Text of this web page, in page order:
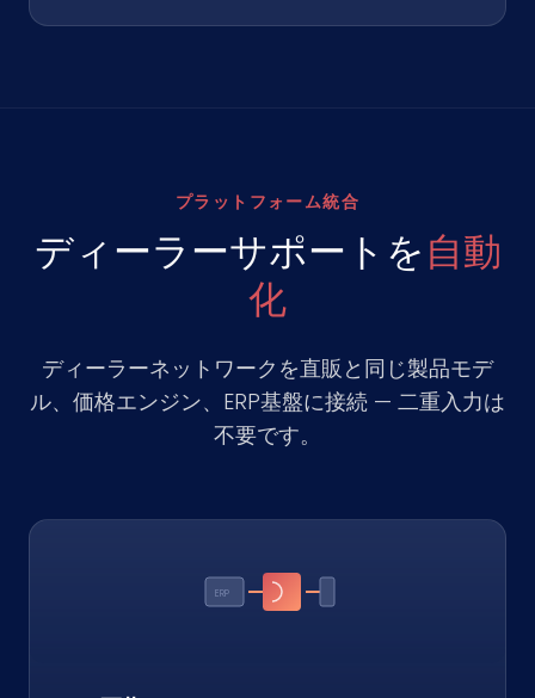
プラットフォーム統合
ディーラーサポートを自動
化
ディーラーネットワークを直販と同じ製品モデ
ル、価格エンジン、ERP基盤に接続 — 二重入力は
不要です。
ERP